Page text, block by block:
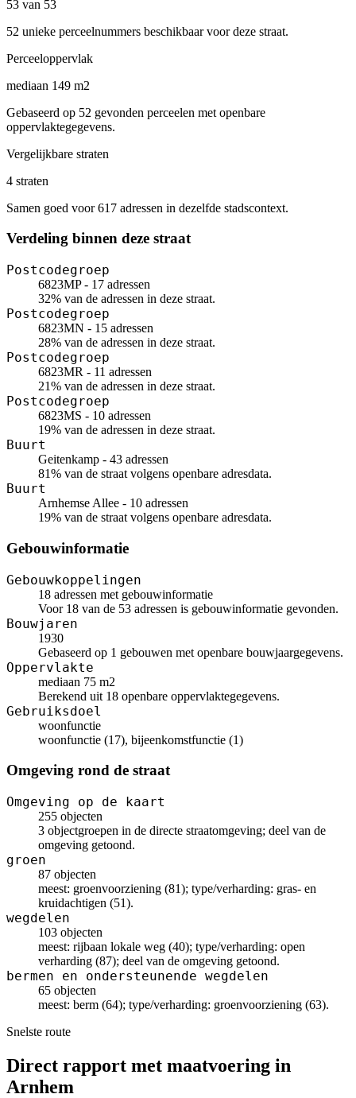
53 van 53
52 unieke perceelnummers beschikbaar voor deze straat.
Perceeloppervlak
mediaan 149 m2
Gebaseerd op 52 gevonden perceelen met openbare
oppervlaktegegevens.
Vergelijkbare straten
4 straten
Samen goed voor 617 adressen in dezelfde stadscontext.
Verdeling binnen deze straat
Postcodegroep
6823MP - 17 adressen
32% van de adressen in deze straat.
Postcodegroep
6823MN - 15 adressen
28% van de adressen in deze straat.
Postcodegroep
6823MR - 11 adressen
21% van de adressen in deze straat.
Postcodegroep
6823MS - 10 adressen
19% van de adressen in deze straat.
Buurt
Geitenkamp - 43 adressen
81% van de straat volgens openbare adresdata.
Buurt
Arnhemse Allee - 10 adressen
19% van de straat volgens openbare adresdata.
Gebouwinformatie
Gebouwkoppelingen
18 adressen met gebouwinformatie
Voor 18 van de 53 adressen is gebouwinformatie gevonden.
Bouwjaren
1930
Gebaseerd op 1 gebouwen met openbare bouwjaargegevens.
Oppervlakte
mediaan 75 m2
Berekend uit 18 openbare oppervlaktegegevens.
Gebruiksdoel
woonfunctie
woonfunctie (17), bijeenkomstfunctie (1)
Omgeving rond de straat
Omgeving op de kaart
255 objecten
3 objectgroepen in de directe straatomgeving; deel van de
omgeving getoond.
groen
87 objecten
meest: groenvoorziening (81); type/verharding: gras- en
kruidachtigen (51).
wegdelen
103 objecten
meest: rijbaan lokale weg (40); type/verharding: open
verharding (87); deel van de omgeving getoond.
bermen en ondersteunende wegdelen
65 objecten
meest: berm (64); type/verharding: groenvoorziening (63).
Snelste route
Direct rapport met maatvoering in
Arnhem